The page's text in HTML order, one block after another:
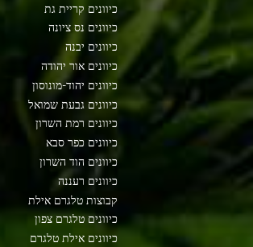
כיוונים קריית גת
כיוונים נס ציונה
כיוונים יבנה
כיוונים אור יהודה
כיוונים יהוד-מונוסון
כיוונים גבעת שמואל
כיוונים רמת השרון
כיוונים כפר סבא
כיוונים הוד השרון
כיוונים רעננה
קבוצות טלגרם אילת
כיוונים טלגרם צפון
כיוונים אילת טלגרם